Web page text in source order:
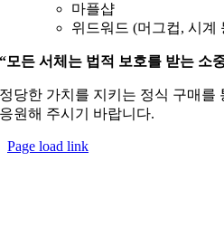
마플샵
위드워드 (머그컵, 시계
“모든 서체는 법적 보호를 받는 소
정당한 가치를 지키는 정식 구매를
응원해 주시기 바랍니다.
Page load link